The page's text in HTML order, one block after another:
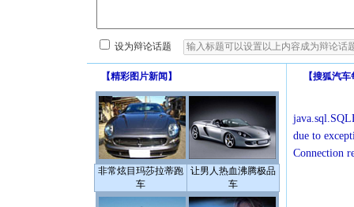
设为辩论话题
【精彩图片新闻 】
非常炫目玛莎拉蒂跑
车
让男人热血沸腾极品
车
【搜狐汽车
due to
Connection